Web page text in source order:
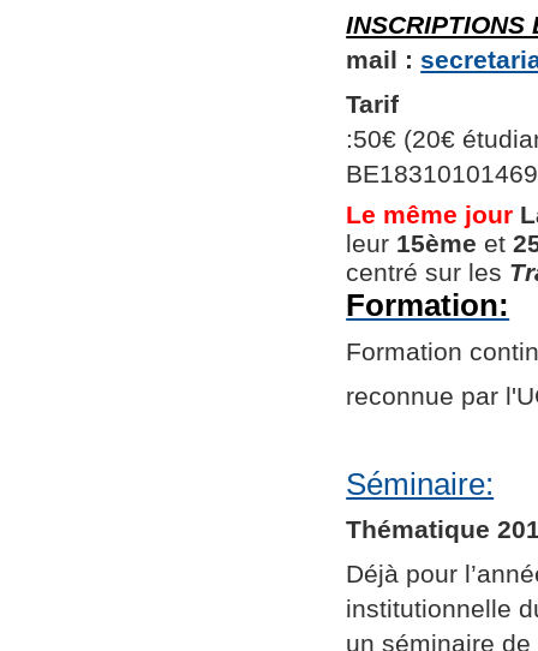
INSCRIPTIONS
mail :
Tarif
:50€ (20€
Le même jour
leur 15ème et
centré sur les
Formation:
Formation
reconnue par
Séminaire:
Thématique
Déjà pour
institutionnelle
un séminaire